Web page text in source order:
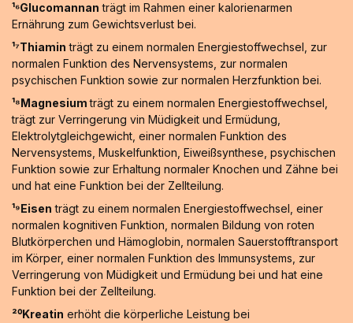
¹⁶Glucomannan trägt im Rahmen einer kalorienarmen
Ernährung zum Gewichtsverlust bei.
¹⁷Thiamin trägt zu einem normalen Energiestoffwechsel, zur
normalen Funktion des Nervensystems, zur normalen
psychischen Funktion sowie zur normalen Herzfunktion bei.
¹⁸Magnesiumträgt zu einem normalen Energiestoffwechsel,
trägt zur Verringerung vin Müdigkeit und Ermüdung,
Elektrolytgleichgewicht, einer normalen Funktion des
Nervensystems, Muskelfunktion, Eiweißsynthese, psychischen
Funktion sowie zur Erhaltung normaler Knochen und Zähne bei
und hat eine Funktion bei der Zellteilung.
¹⁹Eisen trägt zu einem normalen Energiestoffwechsel, einer
normalen kognitiven Funktion, normalen Bildung von roten
Blutkörperchen und Hämoglobin, normalen Sauerstofftransport
im Körper, einer normalen Funktion des Immunsystems, zur
Verringerung von Müdigkeit und Ermüdung bei und hat eine
Funktion bei der Zellteilung.
²⁰Kreatin erhöht die körperliche Leistung bei